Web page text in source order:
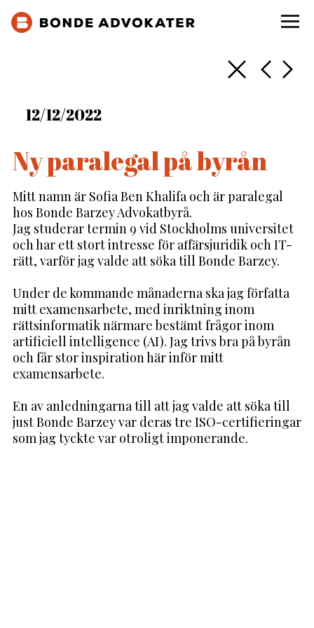
Tillbaka
Nästa
12/12/2022
Ny paralegal på byrån
Mitt namn är Sofia Ben Khalifa och är paralegal
hos Bonde Barzey Advokatbyrå.
Jag studerar termin 9 vid Stockholms universitet
och har ett stort intresse för affärsjuridik och IT-
rätt, varför jag valde att söka till Bonde Barzey.
Under de kommande månaderna ska jag författa
mitt examensarbete, med inriktning inom
rättsinformatik närmare bestämt frågor inom
artificiell intelligence (AI). Jag trivs bra på byrån
och får stor inspiration här inför mitt
examensarbete.
En av anledningarna till att jag valde att söka till
just Bonde Barzey var deras tre ISO-certifieringar
som jag tyckte var otroligt imponerande.